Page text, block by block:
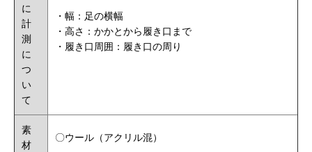
に
計
測
に
つ
い
て
・幅：足の横幅
・高さ：かかとから履き口まで
・履き口 周囲 ：履き口の周り
素
材
〇ウール（アクリル混）